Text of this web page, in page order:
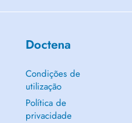
Doctena
Condições de
utilização
Política de
privacidade